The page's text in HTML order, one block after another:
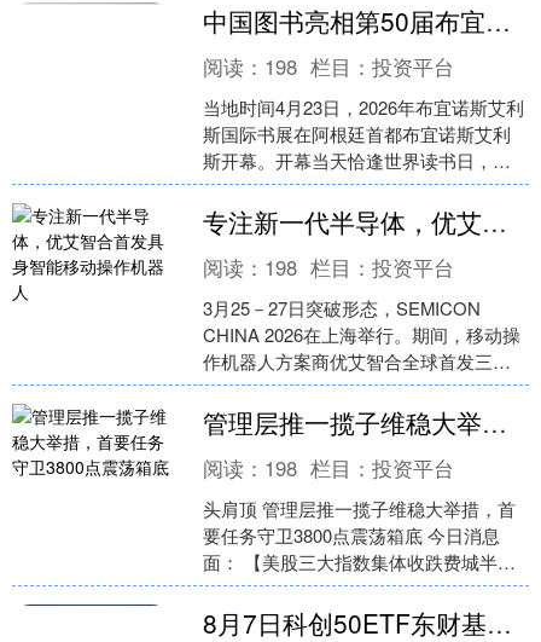
中国图书亮相第50届布宜诺斯艾利斯国际书展
阅读： 198 栏目：投资平台
当地时间4月23日，2026年布宜诺斯艾利
斯国际书展在阿根廷首都布宜诺斯艾利
斯开幕。开幕当天恰逢世界读书日，书
展吸引40余个国家和地区、1500余家出
版机构参展....
专注新一代半导体，优艾智合首发具身智能移动操作机器人
阅读： 198 栏目：投资平台
3月25－27日突破形态，SEMICON
CHINA 2026在上海举行。期间，移动操
作机器人方案商优艾智合全球首发三款
新一代半导体具身智能移动操作机器
人：OW....
管理层推一揽子维稳大举措，首要任务守卫3800点震荡箱底
阅读： 198 栏目：投资平台
头肩顶 管理层推一揽子维稳大举措，首
要任务守卫3800点震荡箱底 今日消息
面： 【美股三大指数集体收跌费城半导
体指数进入技术性熊市】上周五夜美股
三大指数集体收跌....
8月7日科创50ETF东财基金份额减少2700万份，重仓股寒武纪、澜起科技、中微公司